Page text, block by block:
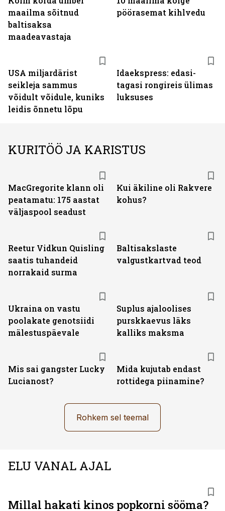
maailma sõitnud
baltisaksa
maadeavastaja
pöörasemat kihlvedu
USA miljardärist
seikleja sammus
võidult võidule, kuniks
leidis õnnetu lõpu
Idaekspress: edasi-
tagasi rongireis ülimas
luksuses
KURITÖÖ JA KARISTUS
MacGregorite klann oli
peatamatu: 175 aastat
väljas­pool seadust
Kui äkiline oli Rakvere
kohus?
Reetur Vidkun Quisling
saatis tuhandeid
norrakaid surma
Baltisakslaste
valgustkartvad teod
Ukraina on vastu
poolakate genotsiidi
mälestuspäevale
Suplus ajaloolises
purskkaevus läks
kalliks maksma
Mis sai gangster Lucky
Lucianost?
Mida kujutab endast
rottidega piinamine?
Rohkem sel teemal
ELU VANAL AJAL
Millal hakati kinos popkorni sööma?